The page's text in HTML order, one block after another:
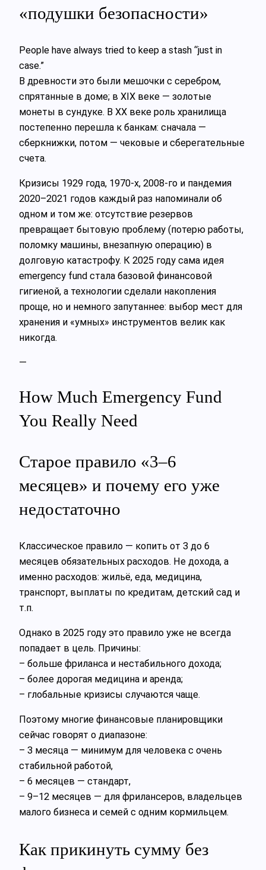
«подушки безопасности»
People have always tried to keep a stash “just in
case.”
В древности это были мешочки с серебром,
спрятанные в доме; в XIX веке — золотые
монеты в сундуке. В XX веке роль хранилища
постепенно перешла к банкам: сначала —
сберкнижки, потом — чековые и сберегательные
счета.
Кризисы 1929 года, 1970‑х, 2008‑го и пандемия
2020–2021 годов каждый раз напоминали об
одном и том же: отсутствие резервов
превращает бытовую проблему (потерю работы,
поломку машины, внезапную операцию) в
долговую катастрофу. К 2025 году сама идея
emergency fund стала базовой финансовой
гигиеной, а технологии сделали накопления
проще, но и немного запутаннее: выбор мест для
хранения и «умных» инструментов велик как
никогда.
—
How Much Emergency Fund
You Really Need
Старое правило «3–6
месяцев» и почему его уже
недостаточно
Классическое правило — копить от 3 до 6
месяцев обязательных расходов. Не дохода, а
именно расходов: жильё, еда, медицина,
транспорт, выплаты по кредитам, детский сад и
т.п.
Однако в 2025 году это правило уже не всегда
попадает в цель. Причины:
– больше фриланса и нестабильного дохода;
– более дорогая медицина и аренда;
– глобальные кризисы случаются чаще.
Поэтому многие финансовые планировщики
сейчас говорят о диапазоне:
– 3 месяца — минимум для человека с очень
стабильной работой,
– 6 месяцев — стандарт,
– 9–12 месяцев — для фрилансеров, владельцев
малого бизнеса и семей с одним кормильцем.
Как прикинуть сумму без